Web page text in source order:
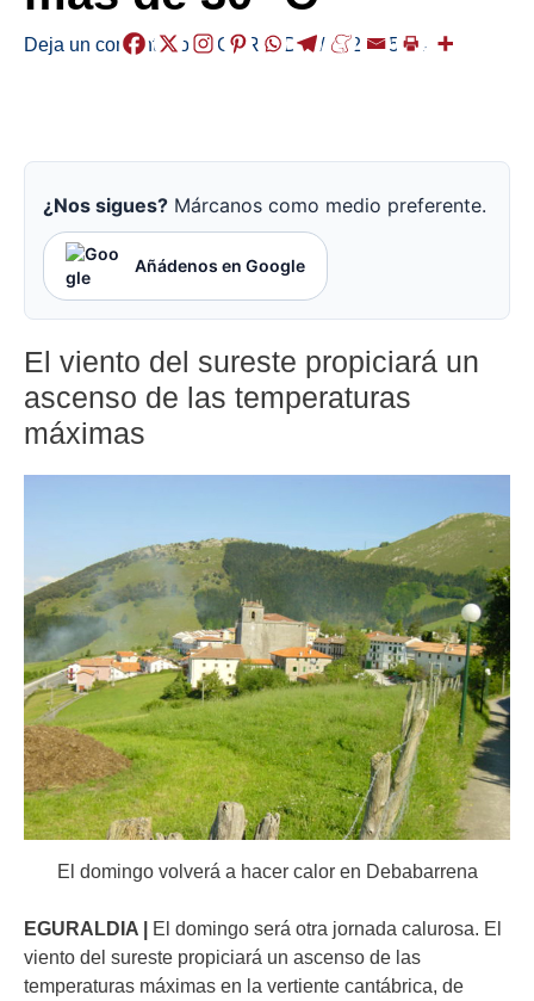
Deja un comentario /EGURALDIA/ 2026-05-24
¿Nos sigues? Márcanos como medio preferente.
Añádenos en Google
El viento del sureste propiciará un
ascenso de las temperaturas
máximas
El domingo volverá a hacer calor en Debabarrena
EGURALDIA |
El domingo será otra jornada calurosa. El
viento del sureste propiciará un ascenso de las
temperaturas máximas en la vertiente cantábrica, de